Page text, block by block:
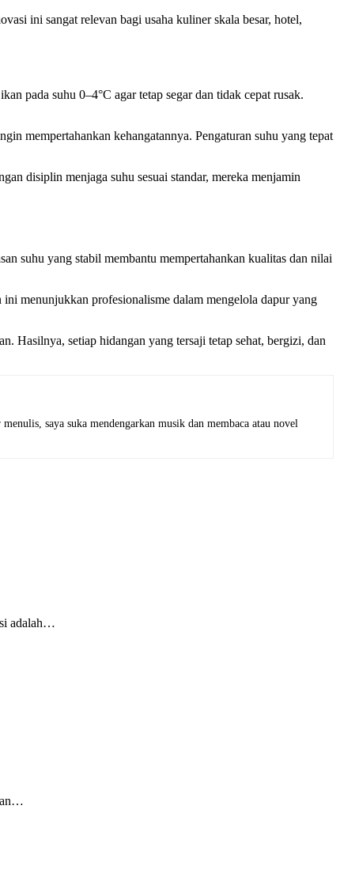
ini sangat relevan bagi usaha kuliner skala besar, hotel,
pada suhu 0–4°C agar tetap segar dan tidak cepat rusak.
mempertahankan kehangatannya. Pengaturan suhu yang tepat
disiplin menjaga suhu sesuai standar, mereka menjamin
suhu yang stabil membantu mempertahankan kualitas dan nilai
menunjukkan profesionalisme dalam mengelola dapur yang
Hasilnya, setiap hidangan yang tersaji tetap sehat, bergizi, dan
saya suka mendengarkan musik dan membaca atau novel
adalah…